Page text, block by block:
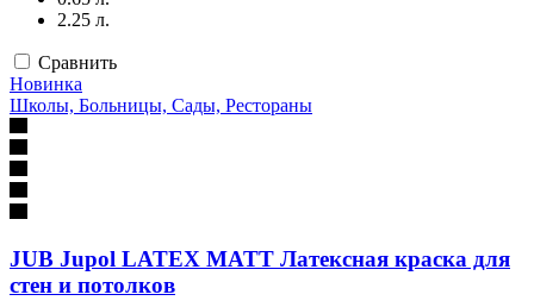
2.25 л.
Сравнить
Новинка
Школы, Больницы, Сады, Рестораны
JUB Jupol LATEX MATT Латексная краска для
стен и потолков